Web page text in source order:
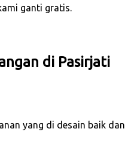
ganti gratis.
di Pasirjati
yang di desain baik dan